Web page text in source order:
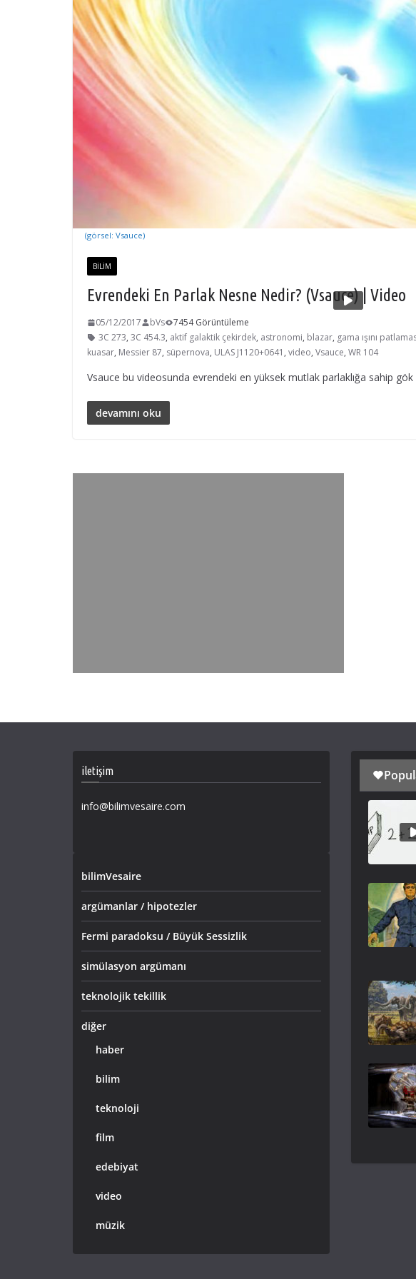
(görsel: Vsauce)
BILIM
Evrendeki En Parlak Nesne Nedir? (Vsauce) | Video
05/12/2017 bVs
7454 Görüntüleme
3C 273, 3C 454.3, aktif galaktik çekirdek, astronomi, blazar, gama ışını
kuasar, Messier 87, süpernova, ULAS J1120+0641 , video, Vsauce, WR 104
Vsauce bu videosunda evrendeki en yüksek mutlak parlaklığa sahip gök
devamını oku
iletişim
info@bilimvesaire.com
bilimVesaire
argümanlar / hipotezler
Fermi paradoksu / Büyük Sessizlik
simülasyon argümanı
teknolojik tekillik
diğer
haber
bilim
teknoloji
film
edebiyat
video
müzik